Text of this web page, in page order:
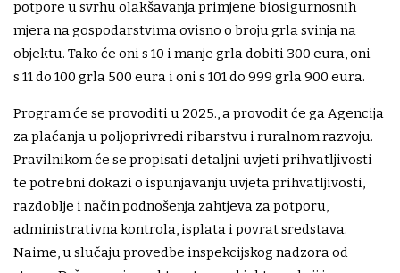
potpore u svrhu olakšavanja primjene biosigurnosnih
mjera na gospodarstvima ovisno o broju grla svinja na
objektu. Tako će oni s 10 i manje grla dobiti 300 eura, oni
s 11 do 100 grla 500 eura i oni s 101 do 999 grla 900 eura.
Program će se provoditi u 2025., a provodit će ga Agencija
za plaćanja u poljoprivredi ribarstvu i ruralnom razvoju.
Pravilnikom će se propisati detaljni uvjeti prihvatljivosti
te potrebni dokazi o ispunjavanju uvjeta prihvatljivosti,
razdoblje i način podnošenja zahtjeva za potporu,
administrativna kontrola, isplata i povrat sredstava.
Naime, u slučaju provedbe inspekcijskog nadzora od